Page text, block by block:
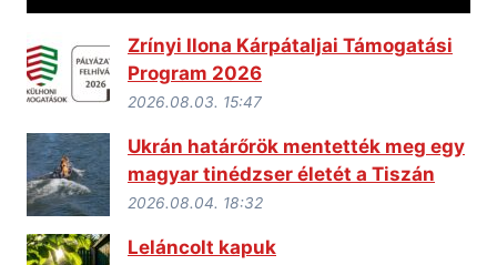
Zrínyi Ilona Kárpátaljai Támogatási
Program 2026
2026.08.03. 15:47
Ukrán határőrök mentették meg egy
magyar tinédzser életét a Tiszán
2026.08.04. 18:32
Leláncolt kapuk